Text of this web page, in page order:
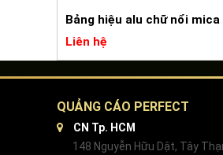
Bảng hiệu alu chữ nổi mica
Liên hệ
QUẢNG CÁO PERFECT
CN Tp. HCM
148 Nguyễn Hữu Dật, Tây